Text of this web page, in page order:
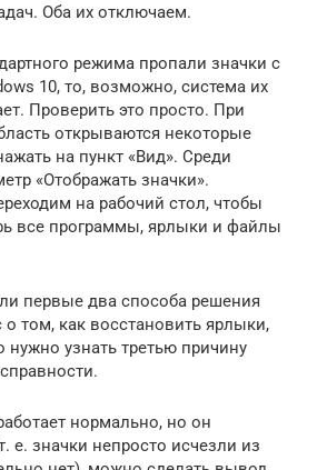
Оба их отключаем.
режима пропали значки с
10, то, возможно, система их
Проверить это просто. При
открываются некоторые
на пункт «Вид». Среди
«Отображать значки».
на рабочий стол, чтобы
все программы, ярлыки и файлы
первые два способа решения
том, как восстановить ярлыки,
нужно узнать третью причину
нормально, но он
е. значки непросто исчезли из